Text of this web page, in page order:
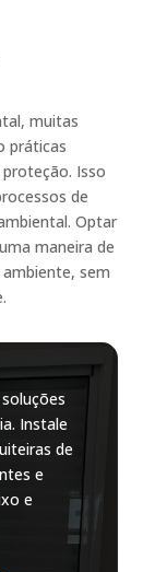
muitas
práticas
Isso
de
Optar
maneira de
sem
Instale
de
e
e